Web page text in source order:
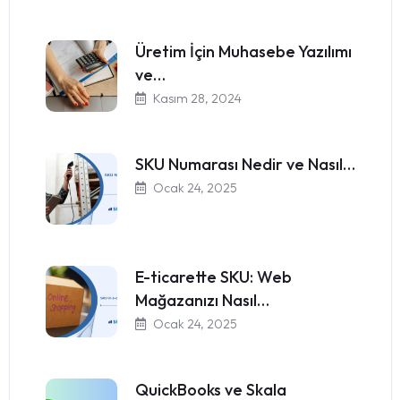
Üretim İçin Muhasebe Yazılımı
ve…
Kasım 28, 2024
SKU Numarası Nedir ve Nasıl…
Ocak 24, 2025
E-ticarette SKU: Web
Mağazanızı Nasıl…
Ocak 24, 2025
QuickBooks ve Skala